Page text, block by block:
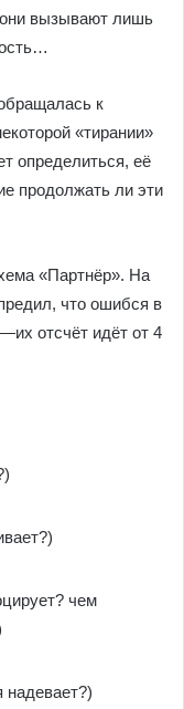
они вызывают лишь
к
«тирании»
определиться, её
продолжать ли эти
«Партнёр». На
что ошибся в
отсчёт идёт от 4
чем
надевает?)